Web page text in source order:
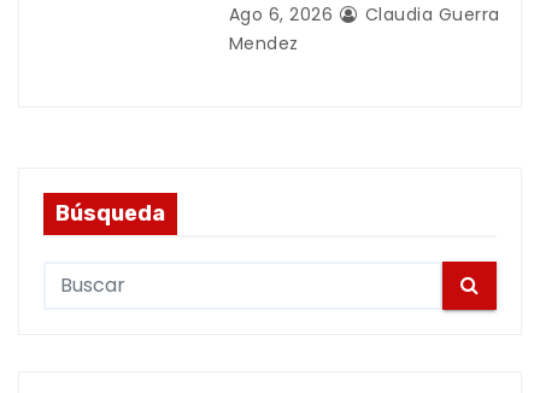
Ago 6, 2026
Claudia Guerra
Mendez
Búsqueda